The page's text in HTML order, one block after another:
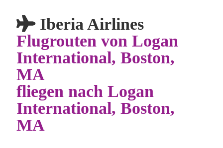
Iberia Airlines
Flugrouten von Logan
International, Boston,
MA
fliegen nach Logan
International, Boston,
MA